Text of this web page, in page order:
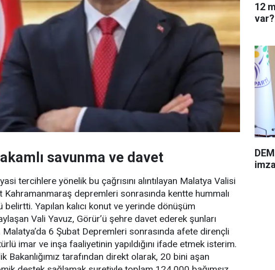
savunma ve davet
tercihlere yönelik bu çağrısını alıntılayan Malatya Valisi
Kahramanmaraş depremleri sonrasında kentte hummalı
Yapılan kalıcı konut ve yerinde dönüşüm
Vali Yavuz, Görür’ü şehre davet ederek şunları
6 Şubat Depremleri sonrasında afete dirençli
imar ve inşa faaliyetinin yapıldığını ifade etmek isterim.
Bakanlığımız tarafından direkt olarak, 20 bini aşan
12
imza